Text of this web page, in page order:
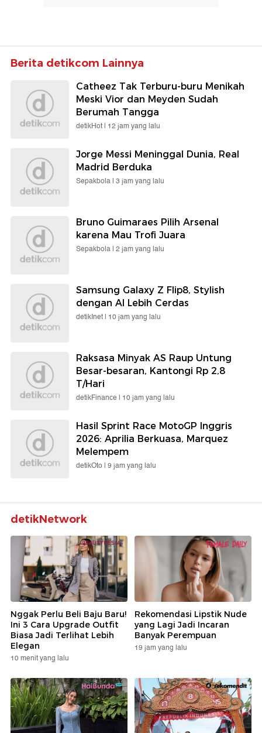
Berita detikcom Lainnya
Catheez Tak Terburu-buru Menikah
Meski Vior dan Meyden Sudah
Berumah Tangga
detikHot | 12 jam yang lalu
Jorge Messi Meninggal Dunia, Real
Madrid Berduka
Sepakbola | 3 jam yang lalu
Bruno Guimaraes Pilih Arsenal
karena Mau Trofi Juara
Sepakbola | 2 jam yang lalu
Samsung Galaxy Z Flip8, Stylish
dengan AI Lebih Cerdas
detikInet | 10 jam yang lalu
Raksasa Minyak AS Raup Untung
Besar-besaran, Kantongi Rp 2,8
T/Hari
detikFinance | 10 jam yang lalu
Hasil Sprint Race MotoGP Inggris
2026: Aprilia Berkuasa, Marquez
Melempem
detikOto | 9 jam yang lalu
detikNetwork
Nggak Perlu Beli Baju Baru!
Ini 3 Cara Upgrade Outfit
Biasa Jadi Terlihat Lebih
Elegan
10 menit yang lalu
Rekomendasi Lipstik Nude
yang Lagi Jadi Incaran
Banyak Perempuan
19 jam yang lalu